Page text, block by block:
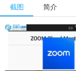
截图 简介